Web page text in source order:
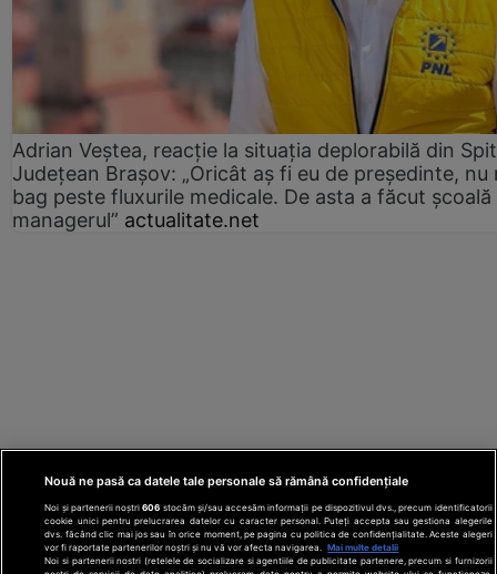
Adrian Veștea, reacție la situația deplorabilă din
Județean Brașov: „Oricât aș fi eu de președinte, nu
bag peste fluxurile medicale. De asta a făcut școală
managerul” actualitate.net
Nouă ne pasă ca datele tale personale să rămână confidențiale
Noi și partenerii noștri606 stocăm și/sau accesăm informații pe dispozitivul dvs., precum identificatorii
cookie unici pentru prelucrarea datelor cu caracter personal. Puteți accepta sau gestiona alegerile
dvs. făcând clic mai jos sau în orice moment, pe pagina cu politica de confidențialitate. Aceste alegeri
vor fi raportate partenerilor noștri și nu vă vor afecta navigarea.
Mai multe detalii
Noi si partenerii nostri (retelele de socializare si agentiile de publicitate partenere, precum si furnizorii